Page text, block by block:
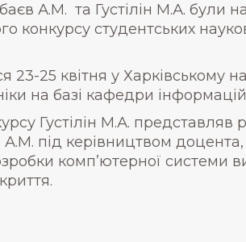
А.М. та Густілін М.А. були
конкурсу студентських
23-25 квітня у Харківському
на базі кафедри
Густілін М.А. представляв
під керівництвом
комп’ютерної системи